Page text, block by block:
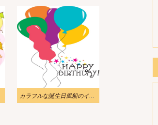
カラフルな誕生日風船のイラスト